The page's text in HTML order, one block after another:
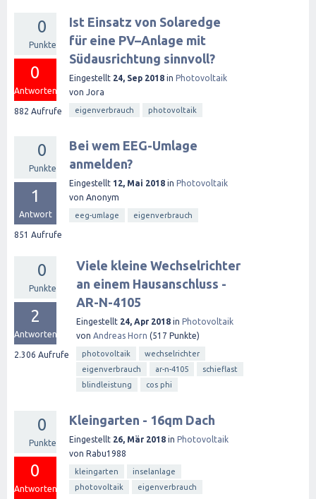
0
Punkte
0
Antworten
882 Aufrufe
Ist Einsatz von Solaredge
für eine PV–Anlage mit
Südausrichtung sinnvoll?
Eingestellt 24, Sep 2018 in Photovoltaik
von Jora
eigenverbrauch photovoltaik
0
Punkte
1
Antwort
851 Aufrufe
Bei wem EEG-Umlage
anmelden?
Eingestellt 12, Mai 2018 in Photovoltaik
von Anonym
eeg-umlage eigenverbrauch
0
Punkte
2
Antworten
2.306 Aufrufe
Viele kleine Wechselrichter
an einem Hausanschluss -
AR-N-4105
Eingestellt 24, Apr 2018 in Photovoltaik
von Andreas Horn (517 Punkte)
photovoltaik
wechselrichter
eigenverbrauch
ar-n-4105
schieflast
blindleistung
cos phi
0
Punkte
0
Antworten
Kleingarten - 16qm Dach
Eingestellt 26, Mär 2018 in Photovoltaik
von Rabu1988
kleingarten
inselanlage
photovoltaik
eigenverbrauch